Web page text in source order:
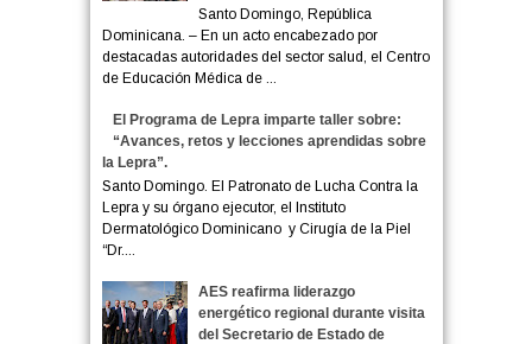
Santo Domingo, República
Dominicana. – En un acto encabezado por
destacadas autoridades del sector salud, el Centro
de Educación Médica de ...
El Programa de Lepra imparte taller sobre:
“Avances, retos y lecciones aprendidas sobre
la Lepra”.
Santo Domingo. El Patronato de Lucha Contra la
Lepra y su órgano ejecutor, el Instituto
Dermatológico Dominicano y Cirugía de la Piel
“Dr....
AES reafirma liderazgo
energético regional durante visita
del Secretario de Estado de